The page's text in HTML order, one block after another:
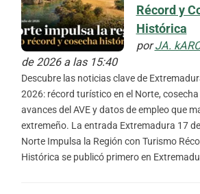
Récord y
Histórica
porJA.
de 2026 a las 15:40
Descubre las noticias clave de
2026: récord turístico en el Norte,
avances del AVE y datos de empleo que
extremeño. La entrada Extremadura 17
Norte Impulsa la Región con Turismo
Histórica se publicó primero en